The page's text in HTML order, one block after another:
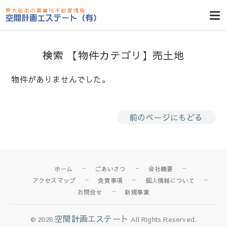
東大阪貸倉
庫・貸し工
場・賃貸事務
所・空室一
覧・空間計画
検索 【物件カテゴリ】売土地
物件がありませんでした。
前のページにもどる
ホーム ごあいさつ
会社概要
アクセスマップ
免責事項
個人情報について
お問合せ
新規事業
© 2026 空間計画エステート All Rights Reserved.